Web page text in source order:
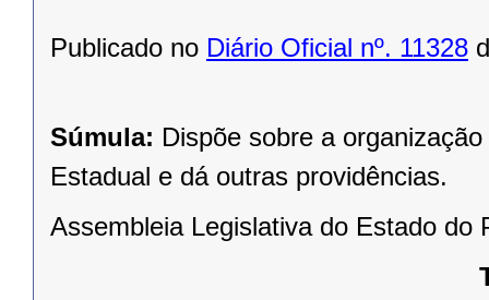
Publicado no Diário Oficial nº. 11328
Súmula: Dispõe sobre a
Estadual e dá outras providências.
Assembleia Legislativa do Estado do